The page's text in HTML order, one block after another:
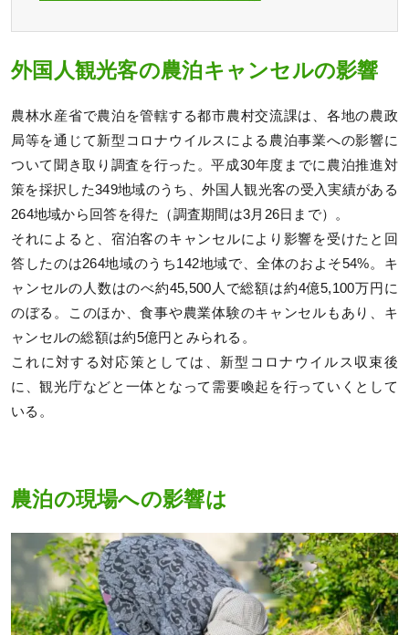
外国人観光客の農泊キャンセルの影響
農林水産省で農泊を管轄する都市農村交流課は、各地の農政
局等を通じて新型コロナウイルスによる農泊事業への影響に
ついて聞き取り調査を行った。平成30年度までに農泊推進対
策を採択した349地域のうち、外国人観光客の受入実績がある
264地域から回答を得た（調査期間は3月26日まで）。
それによると、宿泊客のキャンセルにより影響を受けたと回
答したのは264地域のうち142地域で、全体のおよそ54%。キ
ャンセルの人数はのべ約45,500人で総額は約4億5,100万円に
のぼる。このほか、食事や農業体験のキャンセルもあり、キ
ャンセルの総額は約5億円とみられる。
これに対する対応策としては、新型コロナウイルス収束後
に、観光庁などと一体となって需要喚起を行っていくとして
いる。
農泊の現場への影響は